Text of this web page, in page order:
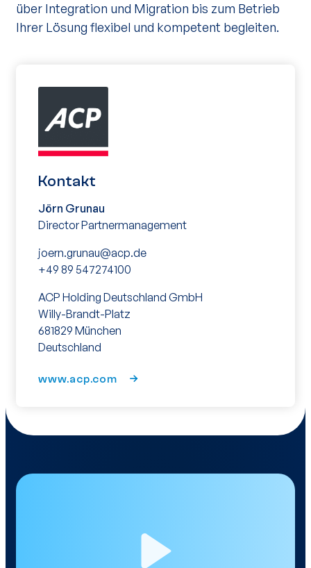
über Integration und Migration bis zum Betrieb
Ihrer Lösung flexibel und kompetent begleiten.
Kontakt
Jörn Grunau
DirectorPartnermanagement
joern.grunau@acp.de
+49 89 547274100
ACP Holding Deutschland GmbH
Willy-Brandt-Platz
681829 München
Deutschland
www.acp.com